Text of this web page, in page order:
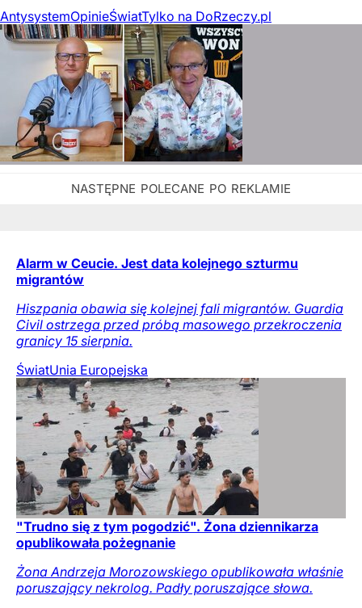
AntysystemOpinieŚwiatTylko na DoRzeczy.pl
Alarm w Ceucie. Jest data kolejnego szturmu
migrantów
Hiszpania obawia się kolejnej fali migrantów. Guardia
Civil ostrzega przed próbą masowego przekroczenia
granicy 15 sierpnia.
ŚwiatUnia Europejska
"Trudno się z tym pogodzić". Żona dziennikarza
opublikowała pożegnanie
Żona Andrzeja Morozowskiego opublikowała właśnie
poruszający nekrolog. Padły poruszające słowa.